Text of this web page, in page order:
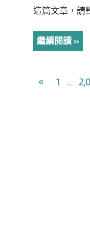
這篇文章，請
繼續閱讀
文
«Previous
1 ...